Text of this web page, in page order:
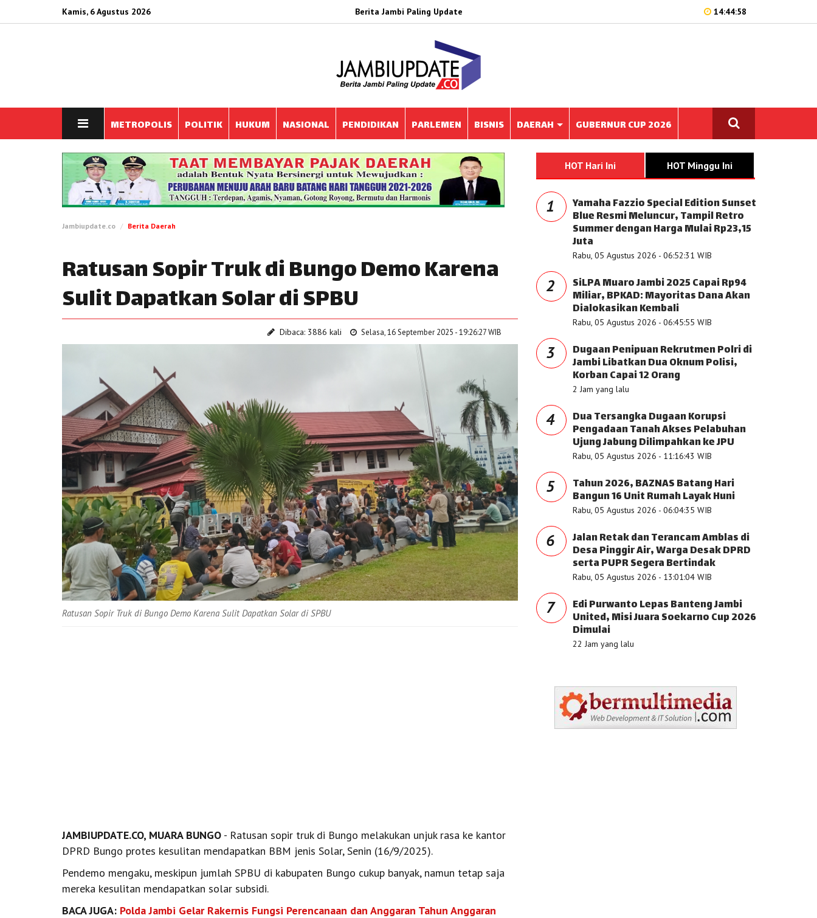
Kamis, 6 Agustus 2026 Berita Jambi Paling Update 14:44:58
METROPOLIS POLITIK HUKUM NASIONAL PENDIDIKAN PARLEMEN BISNIS DAERAH GUBERNUR CUP 2026
Jambiupdate.co Berita Daerah
Ratusan Sopir Truk di Bungo Demo Karena
Sulit Dapatkan Solar di SPBU
Dibaca: 3886 kali Selasa, 16 September 2025 - 19:26:27 WIB
Ratusan Sopir Truk di Bungo Demo Karena Sulit Dapatkan Solar di SPBU
JAMBIUPDATE.CO, MUARA BUNGO - Ratusan sopir truk di Bungo melakukan unjuk rasa ke kantor
DPRD Bungo protes kesulitan mendapatkan BBM jenis Solar, Senin (16/9/2025).
Pendemo mengaku, meskipun jumlah SPBU di kabupaten Bungo cukup banyak, namun tetap saja
mereka kesulitan mendapatkan solar subsidi.
BACA JUGA: Polda Jambi Gelar Rakernis Fungsi Perencanaan dan Anggaran Tahun Anggaran
HOT Hari Ini HOT Minggu Ini
1 Yamaha Fazzio Special Edition Sunset
Blue Resmi Meluncur, Tampil Retro
Summer dengan Harga Mulai Rp23,15
Juta
Rabu, 05 Agustus 2026 - 06:52:31 WIB
2 SiLPA Muaro Jambi 2025 Capai Rp94
Miliar, BPKAD: Mayoritas Dana Akan
Dialokasikan Kembali
Rabu, 05 Agustus 2026 - 06:45:55 WIB
3 Dugaan Penipuan Rekrutmen Polri di
Jambi Libatkan Dua Oknum Polisi,
Korban Capai 12 Orang
2 Jam yang lalu
4 Dua Tersangka Dugaan Korupsi
Pengadaan Tanah Akses Pelabuhan
Ujung Jabung Dilimpahkan ke JPU
Rabu, 05 Agustus 2026 - 11:16:43 WIB
5 Tahun 2026, BAZNAS Batang Hari
Bangun 16 Unit Rumah Layak Huni
Rabu, 05 Agustus 2026 - 06:04:35 WIB
6 Jalan Retak dan Terancam Amblas di
Desa Pinggir Air, Warga Desak DPRD
serta PUPR Segera Bertindak
Rabu, 05 Agustus 2026 - 13:01:04 WIB
7 Edi Purwanto Lepas Banteng Jambi
United, Misi Juara Soekarno Cup 2026
Dimulai
22 Jam yang lalu